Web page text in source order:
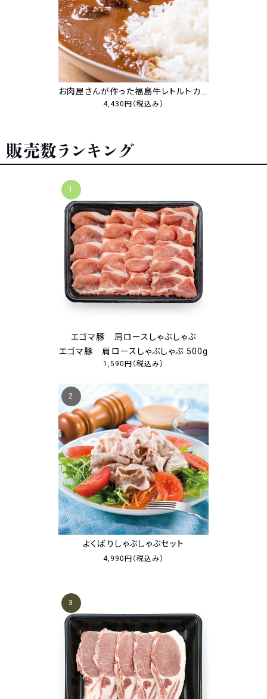
4,430円 （税込み）
販売数ランキング
1
エゴマ豚 肩ロースしゃぶしゃぶ
エゴマ豚 肩ロースしゃぶしゃぶ 500g
1,590円 （税込み）
2
よくばりしゃぶしゃぶセット
4,990円 （税込み）
3